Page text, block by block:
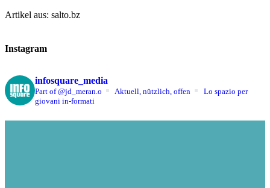
Artikel aus: salto.bz
Instagram
infosquare_media
Part of @jd_meran.o Aktuell, nützlich, offen
Lo spazio per
giovani in-formati